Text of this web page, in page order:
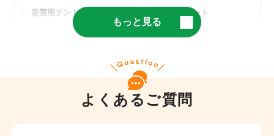
災害用テント 医療用テント
部活・野外
もっと見る
よくあるご質問